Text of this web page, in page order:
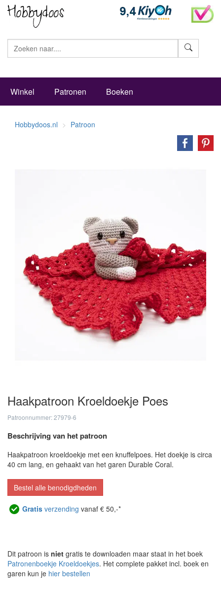
Winkel Patronen Boeken
Hobbydoos.nl Patroon
Haakpatroon Kroeldoekje Poes
Patroonnummer: 27979-6
Beschrijving van het patroon
Haakpatroon kroeldoekje met een knuffelpoes. Het doekje is circa
40 cm lang, en gehaakt van het garen Durable Coral.
Bestel alle benodigdheden
Gratis verzending vanaf € 50,-*
Dit patroon is niet gratis te downloaden maar staat in het boek
Patronenboekje Kroeldoekjes. Het complete pakket incl. boek en
garen kun je hier bestellen